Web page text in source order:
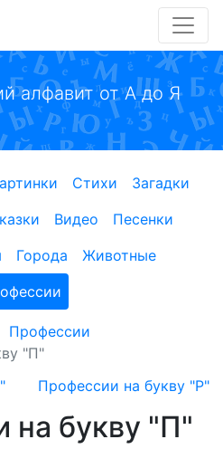
алфавит от А до Я
Стихи
Загадки
Видео
Песенки
Города
Животные
Профессии
"П"
Профессии на букву "Р"
на букву "П"